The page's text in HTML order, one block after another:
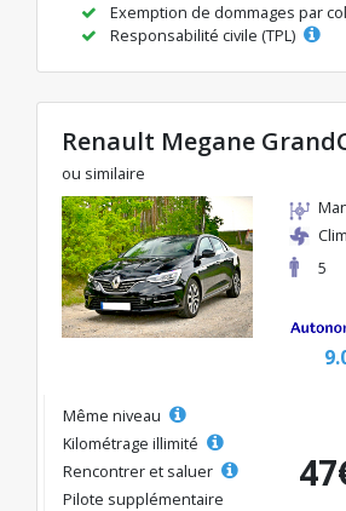
Exemption de dommages par
Responsabilité civile (TPL)
Renault Megane
ou similaire
5
Même niveau
Kilométrage illimité
Rencontrer et saluer
Pilote supplémentaire